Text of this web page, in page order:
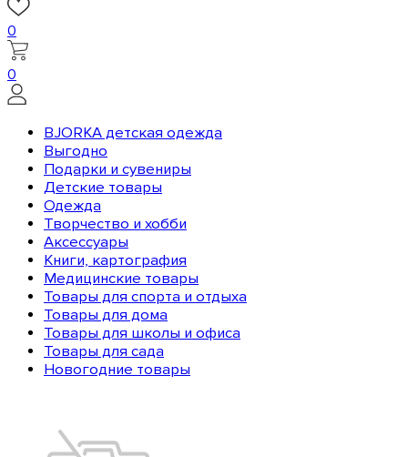
0
0
BJORKA детская одежда
Выгодно
Подарки и сувениры
Детские товары
Одежда
Творчество и хобби
Аксессуары
Книги, картография
Медицинские товары
Товары для спорта и отдыха
Товары для дома
Товары для школы и офиса
Товары для сада
Новогодние товары